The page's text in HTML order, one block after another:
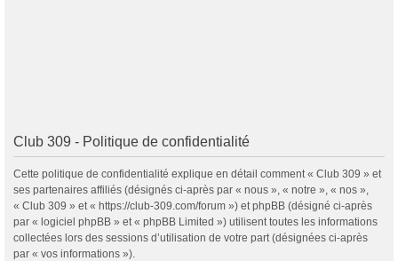
Club 309 - Politique de confidentialité
Cette politique de confidentialité explique en détail comment « Club 309 » et
ses partenaires affiliés (désignés ci-après par « nous », « notre », « nos »,
« Club 309 » et « https://club-309.com/forum ») et phpBB (désigné ci-après
par « logiciel phpBB » et « phpBB Limited ») utilisent toutes les informations
collectées lors des sessions d’utilisation de votre part (désignées ci-après
par « vos informations »).